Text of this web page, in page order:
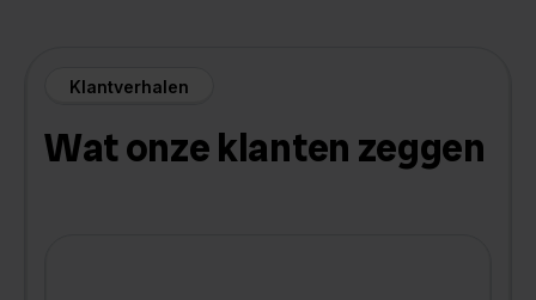
Klantverhalen
Wat onze klanten zeggen